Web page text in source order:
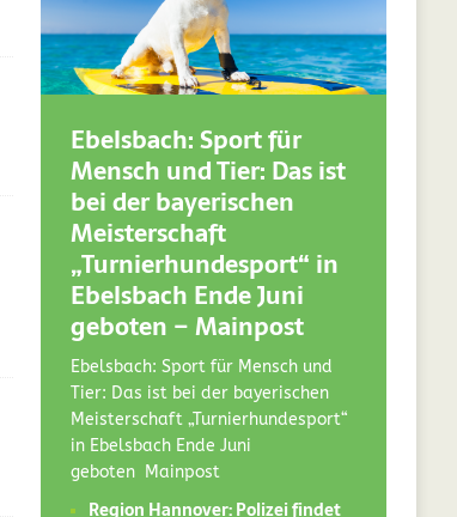
Ebelsbach: Sport für
Mensch und Tier: Das ist
bei der bayerischen
Meisterschaft
„Turnierhundesport“ in
Ebelsbach Ende Juni
geboten – Mainpost
Ebelsbach: Sport für Mensch und
Tier: Das ist bei der bayerischen
Meisterschaft „Turnierhundesport“
in Ebelsbach Ende Juni
geboten Mainpost
Region Hannover: Polizei findet